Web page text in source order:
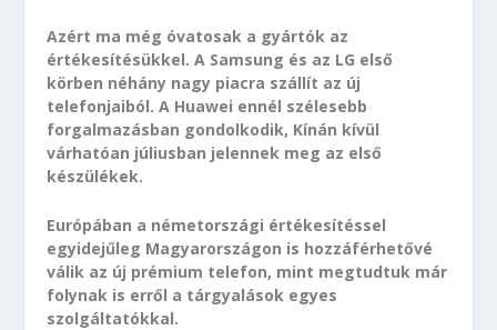
Azért ma még óvatosak a gyártók az
értékesítésükkel. A Samsung és az LG első
körben néhány nagy piacra szállít az új
telefonjaiból. A Huawei ennél szélesebb
forgalmazásban gondolkodik, Kínán kívül
várhatóan júliusban jelennek meg az első
készülékek.
Európában a németországi értékesítéssel
egyidejűleg Magyarországon is hozzáférhetővé
válik az új prémium telefon, mint megtudtuk már
folynak is erről a tárgyalások egyes
szolgáltatókkal.